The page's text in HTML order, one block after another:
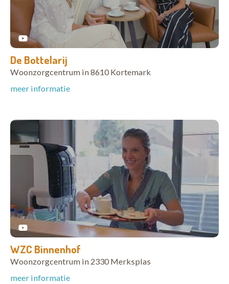
De Bottelarij
Woonzorgcentrum in 8610 Kortemark
meer informatie
WZC Binnenhof
Woonzorgcentrum in 2330 Merksplas
meer informatie